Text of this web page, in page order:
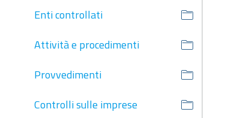
Enti controllati
Attività e procedimenti
Provvedimenti
Controlli sulle imprese